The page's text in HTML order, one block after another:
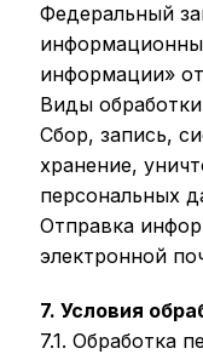
Федеральный
информации»
Виды
Сбор, запись,
хранение,
персональных
Отправка
электронной
7. Условия
7.1. Обработка